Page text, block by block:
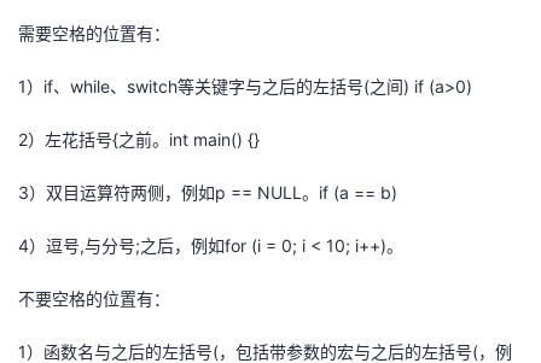
需要空格的位置有：
1）if、while、switch等关键字与之后的左括号(之间) if (a>0)
2）左花括号{之前。int main() {}
3）双目运算符两侧，例如p == NULL。if (a == b)
4）逗号,与分号;之后，例如for (i = 0; i < 10; i++)。
不要空格的位置有：
1）函数名与之后的左括号(，包括带参数的宏与之后的左括号(，例